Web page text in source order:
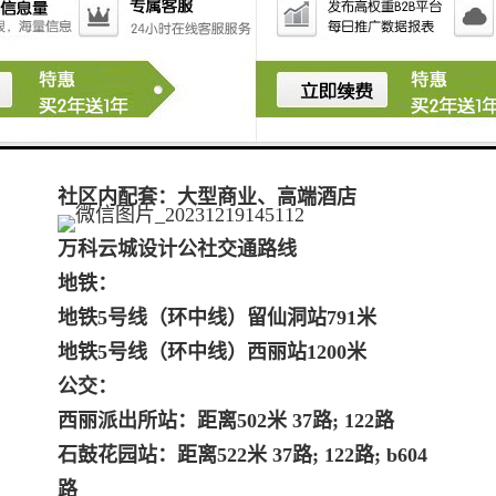
科技大学（大学城）、深圳大学、深圳市第
二高.级中学、深圳实验学校高中部、南科
大实验小学、深圳市南山区西丽第二小学、
社区内配套：大型商业、高端酒店
万科云城设计公社交通路线
地铁：
地铁5号线（环中线）留仙洞站791米
地铁5号线（环中线）西丽站1200米
公交：
西丽派出所站：距离502米 37路; 122路
石鼓花园站：距离522米 37路; 122路; b604
路